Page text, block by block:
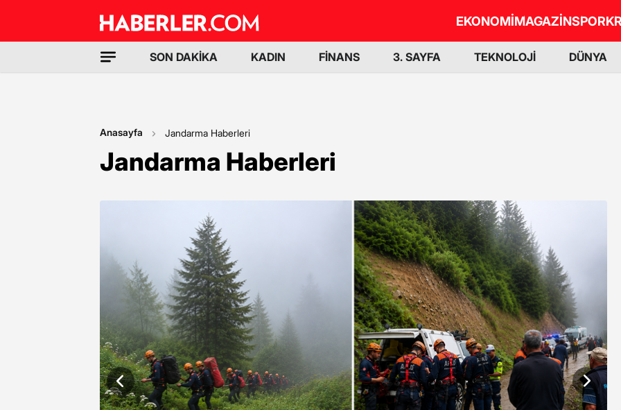
EKONOMİMAGAZİNSPOR
SON DAKİKA KADIN FİNANS 3. SAYFA TEKNOLOJİ DÜNYA
Anasayfa Jandarma Haberleri
Jandarma Haberleri